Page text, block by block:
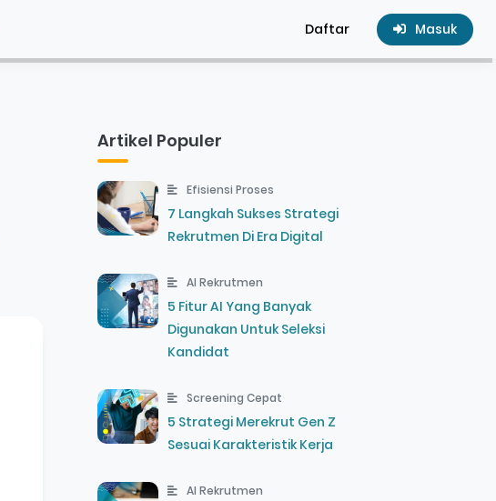
Daftar Masuk
Artikel Populer
Efisiensi Proses
7 Langkah Sukses Strategi
Rekrutmen Di Era Digital
AI Rekrutmen
5 Fitur AI Yang Banyak
Digunakan Untuk Seleksi
Kandidat
Screening Cepat
5 Strategi Merekrut Gen Z
Sesuai Karakteristik Kerja
AI Rekrutmen